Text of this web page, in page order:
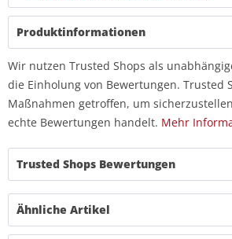
Produktinformationen
Wir nutzen Trusted Shops als
die Einholung von Bewertungen. Trusted
Maßnahmen getroffen, um
echte Bewertungen handelt. Mehr
Trusted Shops Bewertungen
Ähnliche Artikel